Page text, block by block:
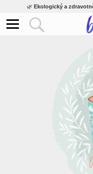
🌿 Ekologický a
Inovativní výroba
Rychlé
Eshop s tradicí od